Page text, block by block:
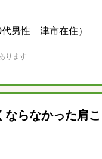
男性 津市在住）
ります
ならなかった肩